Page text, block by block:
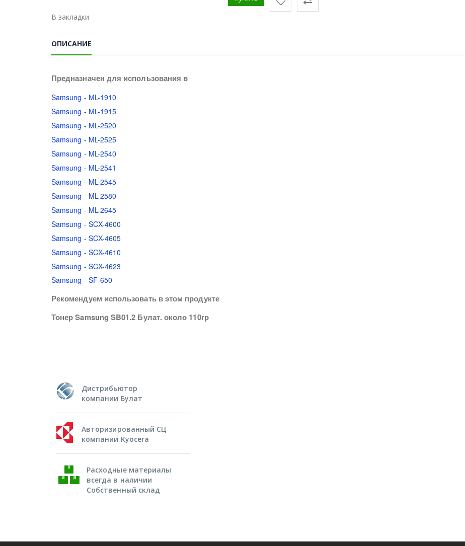
В закладки
ОПИСАНИЕ
Предназначен для использования в
Samsung - ML-1910
Samsung - ML-1915
Samsung - ML-2520
Samsung - ML-2525
Samsung - ML-2540
Samsung - ML-2541
Samsung - ML-2545
Samsung - ML-2580
Samsung - ML-2645
Samsung - SCX-4600
Samsung - SCX-4605
Samsung - SCX-4610
Samsung - SCX-4623
Samsung - SF-650
Рекомендуем использовать в этом продукте
Тонер Samsung SB01.2 Булат. около 110гр
Дистрибьютор
компании Булат
Авторизированный СЦ
компании Kyocera
Расходные материалы
всегда в наличии
Собственный склад